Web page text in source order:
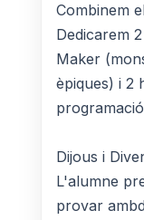
Combinem
Dedicarem
Maker
èpiques) i 2
Dijous i
L'alumne
provar